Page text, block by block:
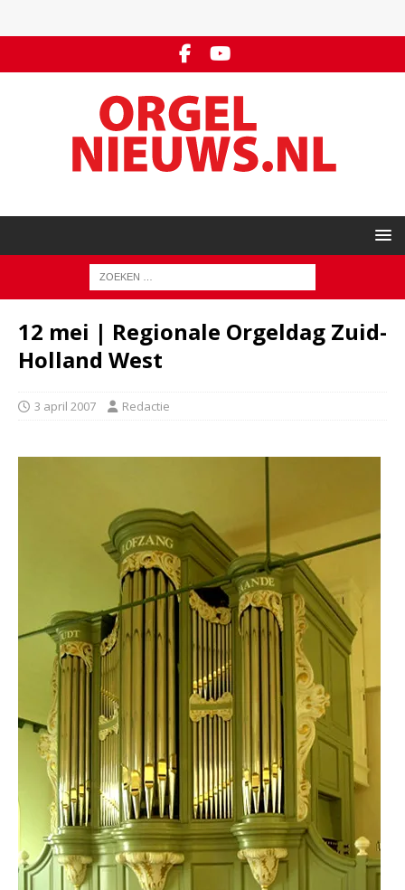
12 mei | Regionale Orgeldag Zuid-
Holland West
3 april 2007 Redactie